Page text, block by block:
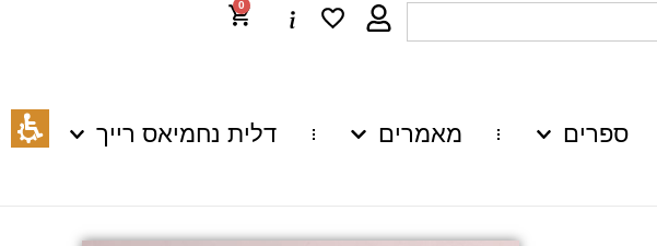
0
ספרים מאמרים
דלית נחמיאס רייך